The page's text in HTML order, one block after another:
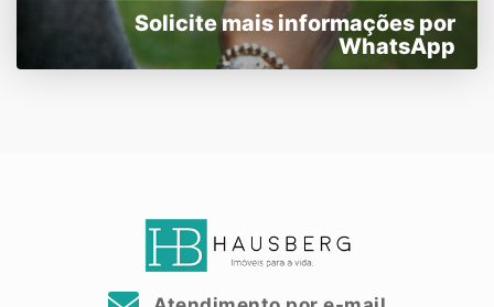
Solicite mais informações por
WhatsApp